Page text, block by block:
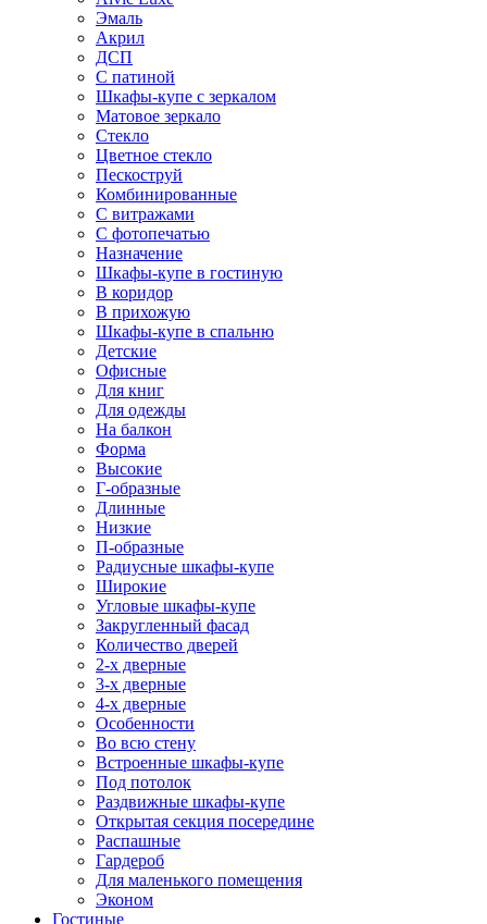
Эмаль
Акрил
ДСП
С патиной
Шкафы-купе с зеркалом
Матовое зеркало
Стекло
Цветное стекло
Пескоструй
Комбинированные
С витражами
С фотопечатью
Назначение
Шкафы-купе в гостиную
В коридор
В прихожую
Шкафы-купе в спальню
Детские
Офисные
Для книг
Для одежды
На балкон
Форма
Высокие
Г-образные
Длинные
Низкие
П-образные
Радиусные шкафы-купе
Широкие
Угловые шкафы-купе
Закругленный фасад
Количество дверей
2-х дверные
3-х дверные
4-х дверные
Особенности
Во всю стену
Встроенные шкафы-купе
Под потолок
Раздвижные шкафы-купе
Открытая секция посередине
Распашные
Гардероб
Для маленького помещения
Эконом
Гостиные